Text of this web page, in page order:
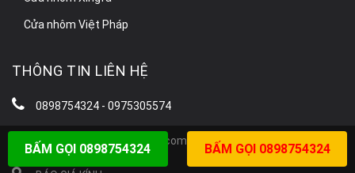
Cửa nhôm Việt Pháp
THÔNG TIN LIÊN HỆ
0898754324 - 0975305574
hoangvuongnd86@gmail.com
BẤM GỌI 0898754324 BẤM GỌI 0898754324